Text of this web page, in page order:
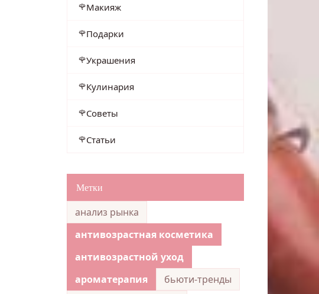
Макияж
Подарки
Украшения
Кулинария
Советы
Статьи
Метки
анализ рынка
антивозрастная косметика
антивозрастной уход
ароматерапия
бьюти-тренды